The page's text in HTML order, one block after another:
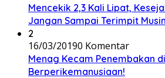
Mencekik 2,3 Kali Lipat,
Jangan Sampai Terimpit
2
16/03/20190 Komentar
Menag Kecam Penembakan
Berperikemanusiaan!